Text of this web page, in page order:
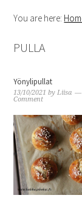
You are here:
PULLA
Yönylipullat
13/10/2021 byLiisa
Comment